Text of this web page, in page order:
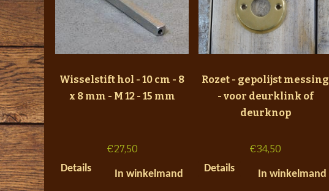
Wisselstift hol - 10 cm - 8
x 8 mm - M 12 - 15 mm
€27,50
Details
In winkelmand
Rozet - gepolijst messing
- voor deurklink of
deurknop
€34,50
Details
In winkelmand